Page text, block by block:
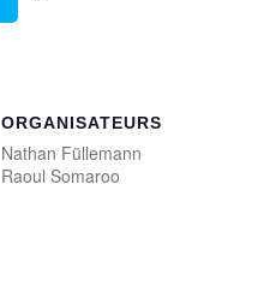
ORGANISATEURS
Nathan Füllemann
Raoul Somaroo